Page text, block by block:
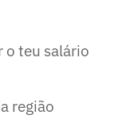
o teu salário
região